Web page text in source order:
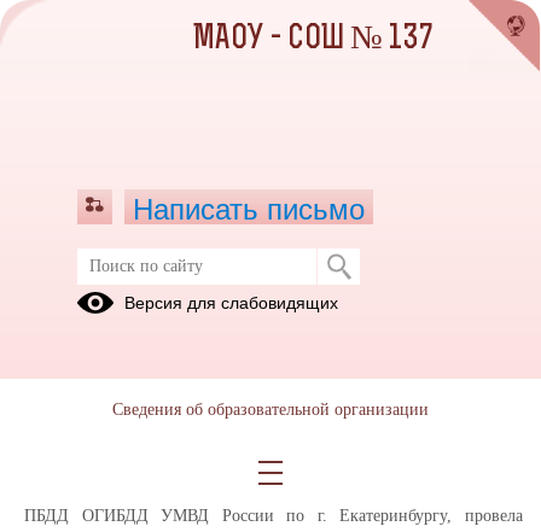
Безопасность на дорогах — наш
приоритет!
В понедельник в школе прошёл важный Единый день
Старший лейтенант полиции Е.А. Баянкина, инспектор отделения
ПБДД ОГИБДД УМВД России по г. Екатеринбургу, провела
МАОУ - СОШ № 137
Написать письмо
Версия для слабовидящих
Сведения об образовательной организации